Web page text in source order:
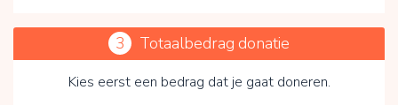
3 Totaalbedrag donatie
Kies eerst een bedrag dat je gaat doneren.